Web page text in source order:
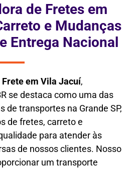
de Fretes em
e Mudanças
Entrega Nacional
em Vila Jacuí,
se destaca como uma das
de transportes na Grande SP,
de fretes, carreto e
para atender às
de nossos clientes. Nosso
um transporte